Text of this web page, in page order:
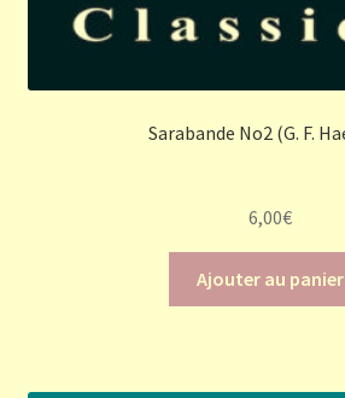
Sarabande No2 (G. F.
6,00€
Ajouter au panier